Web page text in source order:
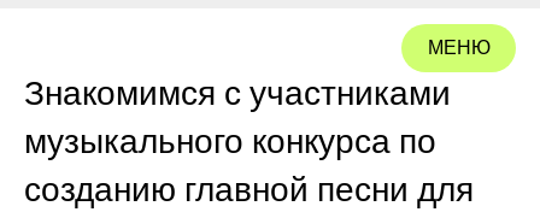
МЕНЮ
ЗАКРЫТЬ
Знакомимся с участниками
музыкального конкурса по
созданию главной песни для